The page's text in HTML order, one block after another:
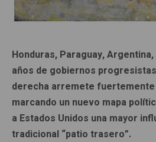
Honduras, Paraguay,
años de gobiernos
derecha arremete
marcando un nuevo mapa
a Estados Unidos una mayor
tradicional “patio trasero”.